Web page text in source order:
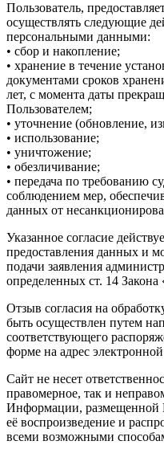
Пользователь,
осуществлять следующие
персональными данными:
• сбор и накопление;
• хранение в течение
документами сроков
лет, с момента даты
Пользователем;
• уточнение (обновление,
• использование;
• уничтожение;
• обезличивание;
• передача по требованию
соблюдением мер,
данных от
Указанное согласие
предоставления данных и
подачи заявления
определенных ст. 14
Отзыв согласия на
быть осуществлен путем
соответствующего
форме на адрес
Сайт не несет
правомерное, так и
Информации, размещенной
её воспроизведение и
всеми возможными